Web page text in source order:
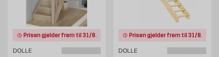
Prisen gjelder frem til 31/8.
DOLLE
Prisen gjelder frem til 31/8.
DOLLE